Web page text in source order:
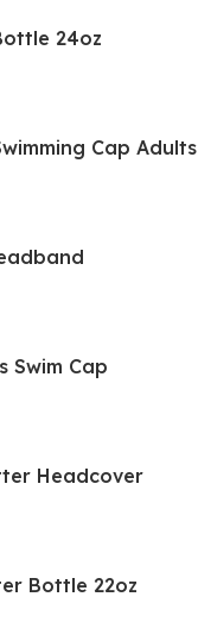
24oz
Cap Adults
Swim Cap
Headcover
Bottle 22oz